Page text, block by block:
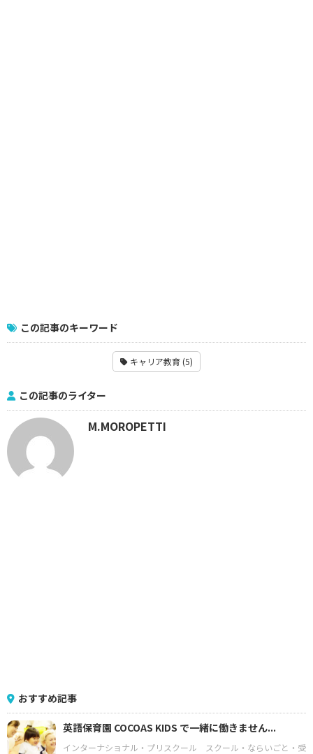
この記事のキーワード
キャリア教育 (5)
この記事のライター
M.MOROPETTI
おすすめ記事
英語保育園 COCOAS KIDS で一緒に働きません...
インターナショナル・プリスクール
スクール・ならいごと・受